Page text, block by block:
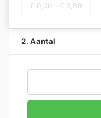
€ 0,00 - € 3,39
2. Aantal